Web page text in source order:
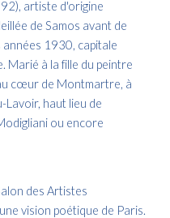
artiste d'origine
de Samos avant de
années 1930, capitale
Marié à la fille du peintre
cœur de Montmartre, à
Lavoir, haut lieu de
ou encore
des Artistes
vision poétique de Paris.